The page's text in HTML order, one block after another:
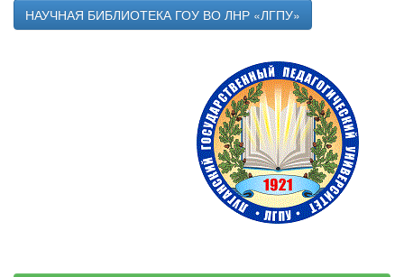
НАУЧНАЯ БИБЛИОТЕКА ГОУ ВО ЛНР «ЛГПУ»